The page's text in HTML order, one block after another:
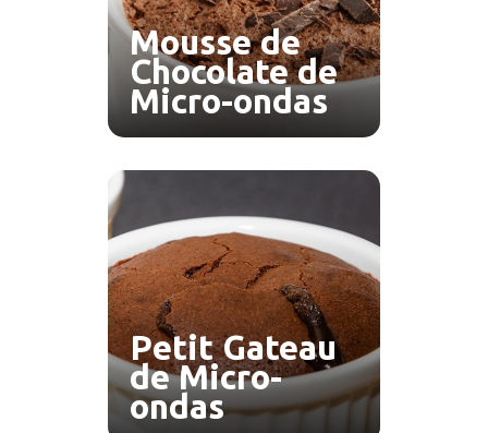
Mousse de
Chocolate de
Micro-ondas
Petit Gateau
de Micro-
ondas